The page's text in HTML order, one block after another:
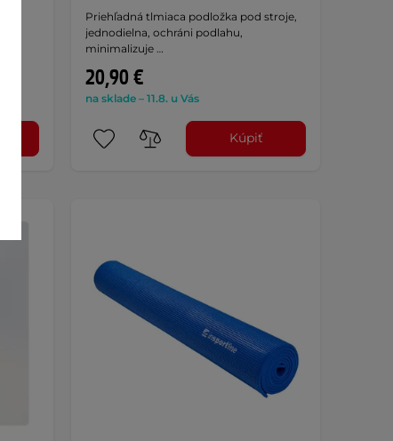
Priehľadná tlmiaca podložka pod stroje,
jednodielna, ochráni podlahu,
minimalizuje …
20,90 €
na sklade – 11.8. u Vás
Kúpiť